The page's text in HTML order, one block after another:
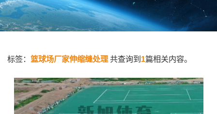
标签： 篮球场厂家伸缩缝处理 共查询到 1篇相关内容。